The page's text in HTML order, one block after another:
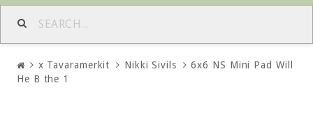
x Tavaramerkit Nikki Sivils
6x6 NS Mini Pad Will
He B the 1